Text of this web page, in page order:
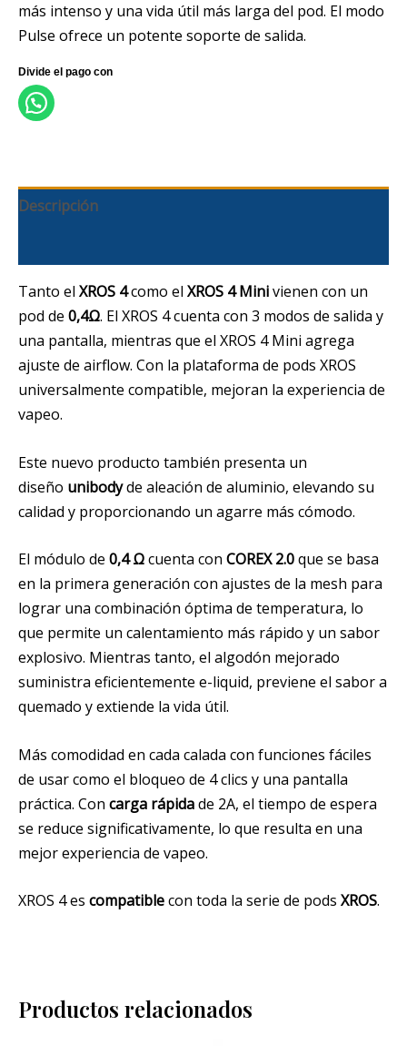
más intenso y una vida útil más larga del pod. El modo
Pulse ofrece un potente soporte de salida.
Descripción
Tanto el XROS 4como el XROS 4 Minivienen con un
pod de 0,4Ω. El XROS 4 cuenta con 3 modos de salida y
una pantalla, mientras que el XROS 4 Mini agrega
ajuste de airflow. Con la plataforma de pods XROS
universalmente compatible, mejoran la experiencia de
vapeo.
Este nuevo producto también presenta un
diseño unibodyde aleación de aluminio, elevando su
calidad y proporcionando un agarre más cómodo.
El módulo de 0,4 Ωcuenta con COREX 2.0que se basa
en la primera generación con ajustes de la mesh para
lograr una combinación óptima de temperatura, lo
que permite un calentamiento más rápido y un sabor
explosivo. Mientras tanto, el algodón mejorado
suministra eficientemente e-liquid, previene el sabor a
quemado y extiende la vida útil.
Más comodidad en cada calada con funciones fáciles
de usar como el bloqueo de 4 clics y una pantalla
práctica. Con carga rápidade 2A, el tiempo de espera
se reduce significativamente, lo que resulta en una
mejor experiencia de vapeo.
XROS 4 es compatiblecon toda la serie de pods XROS.
Productos relacionados